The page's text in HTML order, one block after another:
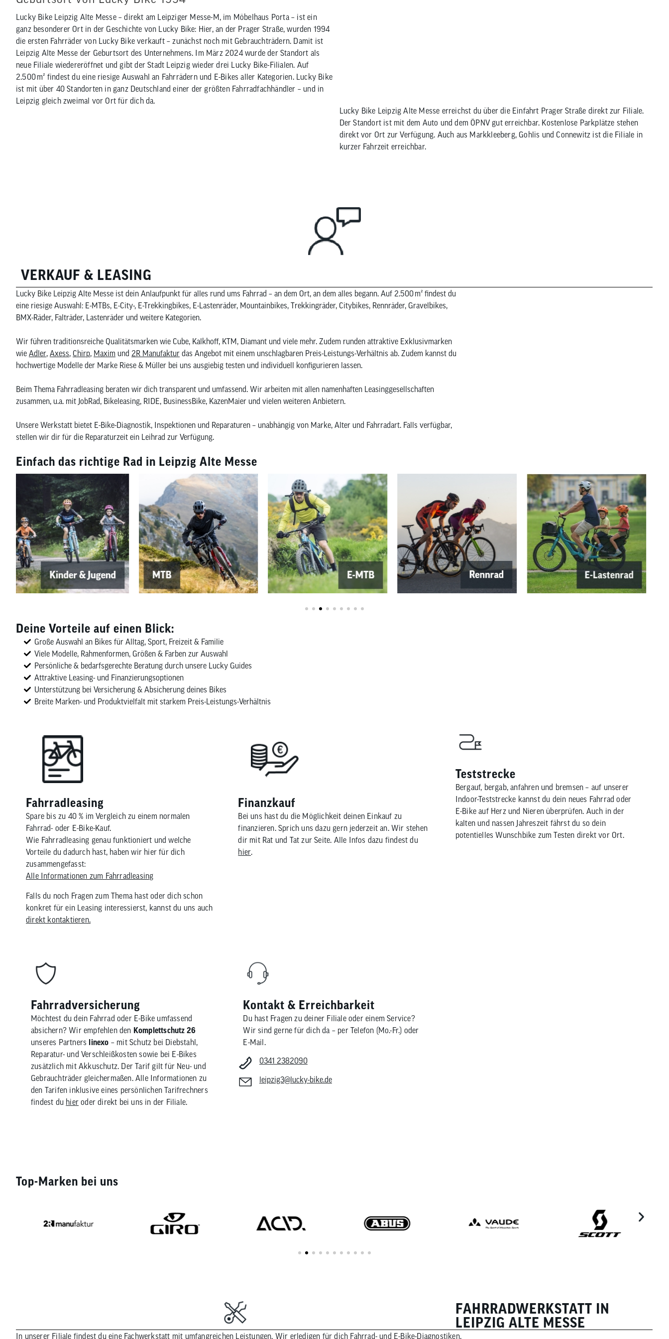
Lucky Bike Leipzig Alte Messe – direkt am Leipziger Messe-M, im Möbelhaus Porta – ist ein
ganz besonderer Ort in der Geschichte von Lucky Bike: Hier, an der Prager Straße, wurden 1994
die ersten Fahrräder von Lucky Bike verkauft – zunächst noch mit Gebrauchträdern. Damit ist
Leipzig Alte Messe der Geburtsort des Unternehmens. Im März 2024 wurde der Standort als
neue Filiale wiedereröffnet und gibt der Stadt Leipzig wieder drei Lucky Bike-Filialen. Auf
2.500 m² findest du eine riesige Auswahl an Fahrrädern und E-Bikes aller Kategorien. Lucky Bike
ist mit über 40 Standorten in ganz Deutschland einer der größten Fahrradfachhändler – und in
Leipzig gleich zweimal vor Ort für dich da.
Lucky Bike Leipzig Alte Messe erreichst du über die Einfahrt Prager Straße direkt zur Filiale.
Der Standort ist mit dem Auto und dem ÖPNV gut erreichbar. Kostenlose Parkplätze stehen
direkt vor Ort zur Verfügung. Auch aus Markkleeberg, Gohlis und Connewitz ist die Filiale in
kurzer Fahrzeit erreichbar.
VERKAUF & LEASING
Lucky Bike Leipzig Alte Messe ist dein Anlaufpunkt für alles rund ums Fahrrad – an dem Ort, an dem alles begann. Auf 2.500 m² findest du
eine riesige Auswahl: E-MTBs, E-City-, E-Trekkingbikes, E-Lastenräder, Mountainbikes, Trekkingräder, Citybikes, Rennräder, Gravelbikes,
BMX-Räder, Falträder, Lastenräder und weitere Kategorien.
Wir führen traditionsreiche Qualitätsmarken wie Cube, Kalkhoff, KTM, Diamant und viele mehr. Zudem runden attraktive Exklusivmarken
wie Adler, Axess, Chirp, Maxim und 2R Manufaktur das Angebot mit einem unschlagbaren Preis-Leistungs-Verhältnis ab. Zudem kannst du
hochwertige Modelle der Marke Riese & Müller bei uns ausgiebig testen und individuell konfigurieren lassen.
Beim Thema Fahrradleasing beraten wir dich transparent und umfassend. Wir arbeiten mit allen namenhaften Leasinggesellschaften
zusammen, u.a. mit JobRad, Bikeleasing, RIDE, BusinessBike, KazenMaier und vielen weiteren Anbietern.
Unsere Werkstatt bietet E-Bike-Diagnostik, Inspektionen und Reparaturen – unabhängig von Marke, Alter und Fahrradart. Falls verfügbar,
stellen wir dir für die Reparaturzeit ein Leihrad zur Verfügung.
Einfach das richtige Rad in Leipzig Alte Messe
Deine Vorteile auf einen Blick:
Große Auswahl an Bikes für Alltag, Sport, Freizeit & Familie
Viele Modelle, Rahmenformen, Größen & Farben zur Auswahl
Persönliche & bedarfsgerechte Beratung durch unsere Lucky Guides
Attraktive Leasing- und Finanzierungsoptionen
Unterstützung bei Versicherung & Absicherung deines Bikes
Breite Marken- und Produktvielfalt mit starkem Preis-Leistungs-Verhältnis
Fahrradleasing
Spare bis zu 40 % im Vergleich zu einem normalen
Fahrrad- oder E-Bike-Kauf.
Wie Fahrradleasing genau funktioniert und welche
Vorteile du dadurch hast, haben wir hier für dich
zusammengefasst:
Alle Informationen zum Fahrradleasing
Falls du noch Fragen zum Thema hast oder dich schon
konkret für ein Leasing interessierst, kannst du uns auch
direkt kontaktieren.
Finanzkauf​
Bei uns hast du die Möglichkeit deinen Einkauf zu
finanzieren. Sprich uns dazu gern jederzeit an. Wir stehen
dir mit Rat und Tat zur Seite. Alle Infos dazu findest du
hier.
Teststrecke
Bergauf, bergab, anfahren und bremsen – auf unserer
Indoor-Teststrecke kannst du dein neues Fahrrad oder
E-Bike auf Herz und Nieren überprüfen. Auch in der
kalten und nassen Jahreszeit fährst du so dein
potentielles Wunschbike zum Testen direkt vor Ort.
Fahrradversicherung
Möchtest du dein Fahrrad oder E-Bike umfassend
absichern? Wir empfehlen den Komplettschutz 26
unseres Partners linexo – mit Schutz bei Diebstahl,
Reparatur- und Verschleißkosten sowie bei E-Bikes
zusätzlich mit Akkuschutz. Der Tarif gilt für Neu- und
Gebrauchträder gleichermaßen. Alle Informationen zu
den Tarifen inklusive eines persönlichen Tarifrechners
findest du hier oder direkt bei uns in der Filiale.
Kontakt & Erreichbarkeit
Du hast Fragen zu deiner Filiale oder einem Service?
Wir sind gerne für dich da – per Telefon (Mo.-Fr.) oder
E-Mail.
0341 2382090
leipzig3@lucky-bike.de
Top-Marken bei uns
FAHRRADWERKSTATT IN
LEIPZIG ALTE MESSE
In unserer Filiale findest du eine Fachwerkstatt mit umfangreichen Leistungen. Wir erledigen für dich Fahrrad- und E-Bike-Diagnostiken,